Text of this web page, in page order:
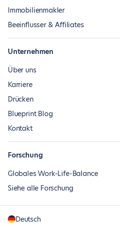
Immobilienmakler
Beeinflusser & Affiliates
Unternehmen
Über uns
Karriere
Drücken
Blueprint Blog
Kontakt
Forschung
Globales Work-Life-Balance
Siehe alle Forschung
Deutsch